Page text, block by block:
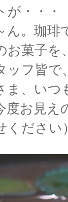
が・・・
ん。珈琲
お菓子を
ッフ皆で
ま、い
度お見
ください